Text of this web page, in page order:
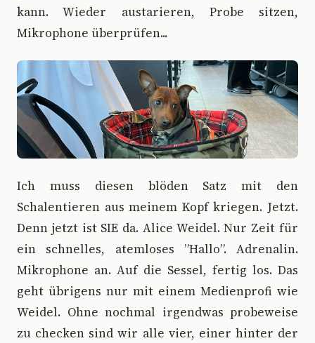
kann. Wieder austarieren, Probe sitzen,
Mikrophone überprüfen...
Ich muss diesen blöden Satz mit den
Schalentieren aus meinem Kopf kriegen. Jetzt.
Denn jetzt ist SIE da. Alice Weidel. Nur Zeit für
ein schnelles, atemloses ”Hallo”. Adrenalin.
Mikrophone an. Auf die Sessel, fertig los. Das
geht übrigens nur mit einem Medienprofi wie
Weidel. Ohne nochmal irgendwas probeweise
zu checken sind wir alle vier, einer hinter der